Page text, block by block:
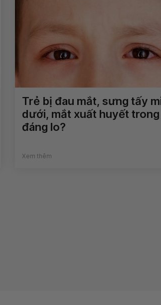
Trẻ bị đau mắt, sưng tấy
dưới, mắt xuất huyết
đáng lo?
Xem thêm